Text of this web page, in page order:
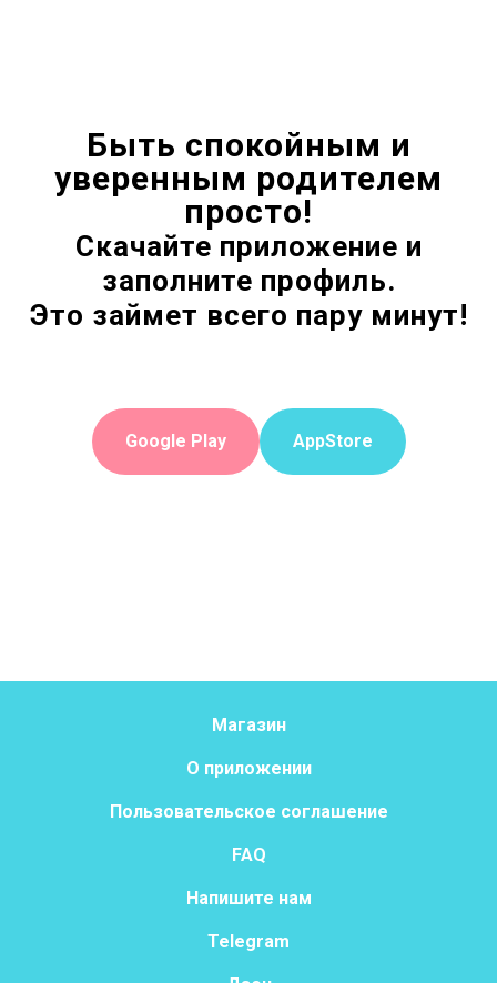
Быть спокойным и
уверенным родителем
просто!
Скачайте приложение и
заполните профиль.
Это займет всего пару минут!
Google Play AppStore
Магазин
О приложении
Пользовательское соглашение
FAQ
Напишите нам
Telegram